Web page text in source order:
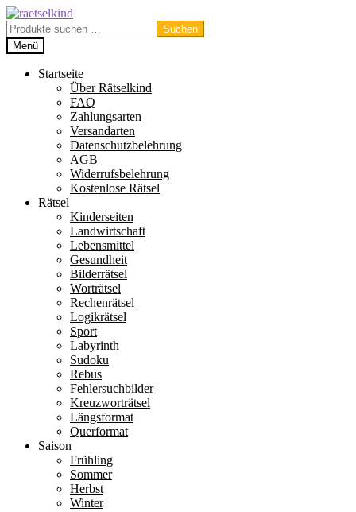
Zur
Navigation
springen
Zum
Inhalt
springen
Suchen
nach:
Suchen
Menü
Startseite
Über Rätselkind
FAQ
Zahlungsarten
Versandarten
Datenschutzbelehrung
AGB
Widerrufsbelehrung
Kostenlose Rätsel
Rätsel
Kinderseiten
Landwirtschaft
Lebensmittel
Gesundheit
Bilderrätsel
Worträtsel
Rechenrätsel
Logikrätsel
Sport
Labyrinth
Sudoku
Rebus
Fehlersuchbilder
Kreuzworträtsel
Längsformat
Querformat
Saison
Frühling
Sommer
Herbst
Winter